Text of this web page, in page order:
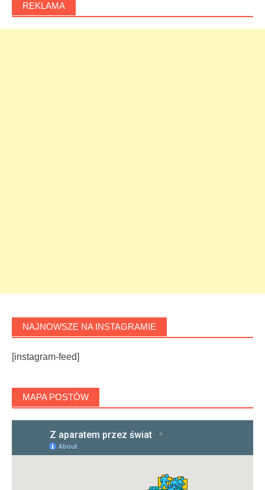
REKLAMA
NAJNOWSZE NA INSTAGRAMIE
[instagram-feed]
MAPA POSTÓW